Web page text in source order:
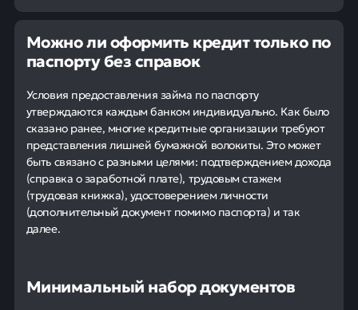
Можно ли оформить кредит только по
паспорту без справок
Условия предоставления займа по паспорту
утверждаются каждым банком индивидуально. Как было
сказано ранее, многие кредитные организации требуют
представления лишней бумажной волокиты. Это может
быть связано с разными целями: подтверждением дохода
(справка о заработной плате), трудовым стажем
(трудовая книжка), удостоверением личности
(дополнительный документ помимо паспорта) и так
далее.
Минимальный набор документов